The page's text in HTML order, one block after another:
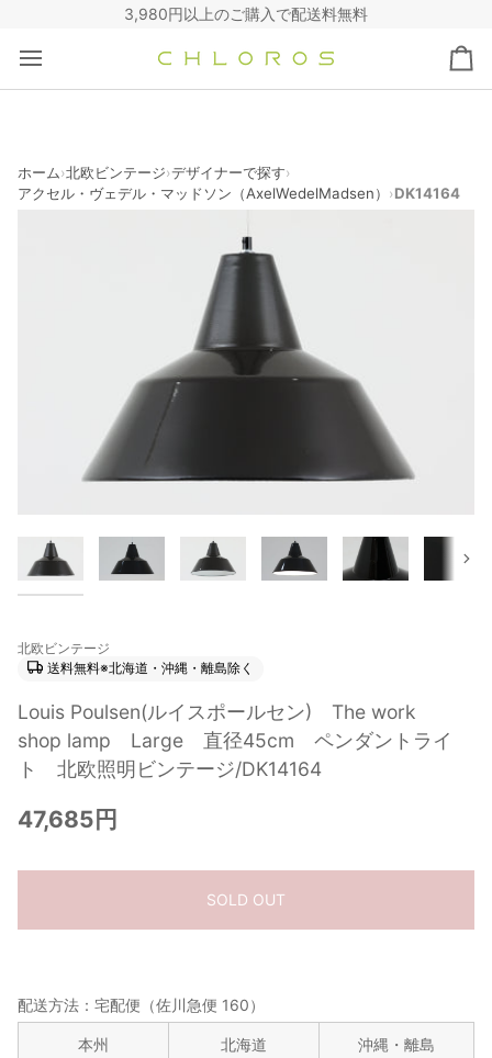
3,980円以上のご購入で配送料無料
カ
ー
ホーム›北欧ビンテージ›デザイナーで探す›
アクセル・ヴェデル・マッドソン（AxelWedelMadsen） ›DK14164
次
北欧ビンテージ
送料無料※北海道・沖縄・離島除く
Louis Poulsen(ルイスポールセン) The work
shop lamp Large 直径45cm ペンダントライ
ト 北欧照明ビンテージ/DK14164
47,685円
SOLD OUT
配送方法：宅配便（佐川急便 160）
本州 北海道 沖縄・離島